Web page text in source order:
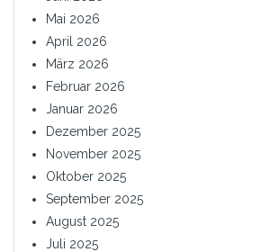
Mai 2026
April 2026
März 2026
Februar 2026
Januar 2026
Dezember 2025
November 2025
Oktober 2025
September 2025
August 2025
Juli 2025